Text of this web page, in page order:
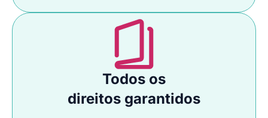
Todos os
direitos garantidos